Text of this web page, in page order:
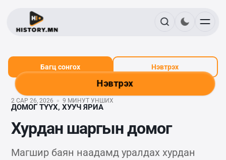
Нэвтрэх
Багц сонгох Нэвтрэх
2 САР 26, 2026 9 МИНУТ УНШИХ
ДОМОГ ТҮҮХ, ХУУЧ ЯРИА
Хурдан шаргын домог
Магшир баян наадамд уралдах хурдан